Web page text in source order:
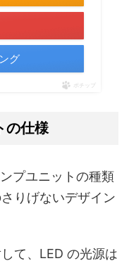
グ
ポチップ
の仕様
プユニットの種類
りげないデザイン
て、LED の光源は